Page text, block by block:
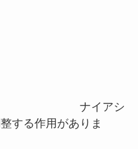
アシ
する作用がありま
。